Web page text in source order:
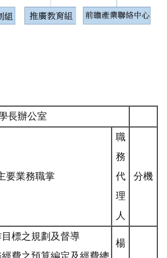
長辦公室
要業務職掌
職
務
代
理
人
分機
標之規劃及督導
費之預算編定及經費總
楊